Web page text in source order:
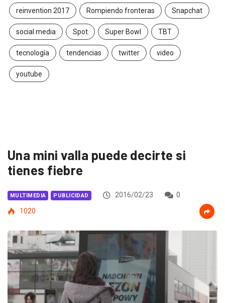
reinvention 2017 Rompiendo fronteras Snapchat
social media Spot Super Bowl TBT
tecnología tendencias twitter video
youtube
Una mini valla puede decirte si
tienes fiebre
MULTIMEDIA PUBLICIDAD 2016/02/23
0
1020